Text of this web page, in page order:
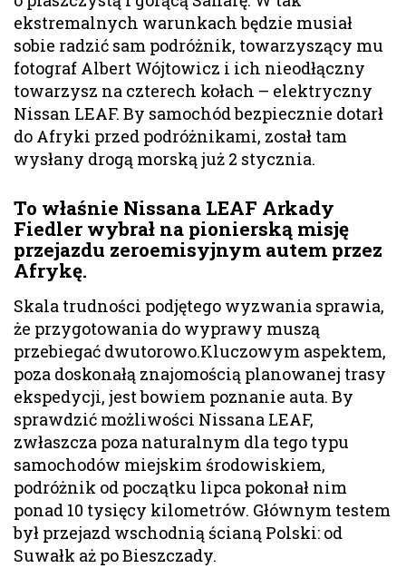
ekstremalnych warunkach będzie musiał
sobie radzić sam podróżnik, towarzyszący mu
fotograf Albert Wójtowicz i ich nieodłączny
towarzysz na czterech kołach – elektryczny
Nissan LEAF. By samochód bezpiecznie dotarł
do Afryki przed podróżnikami, został tam
wysłany drogą morską już 2 stycznia.
To właśnie Nissana LEAF Arkady
Fiedler wybrał na pionierską misję
przejazdu zeroemisyjnym autem przez
Afrykę.
Skala trudności podjętego wyzwania sprawia,
że przygotowania do wyprawy muszą
przebiegać dwutorowo.Kluczowym aspektem,
poza doskonałą znajomością planowanej trasy
ekspedycji, jest bowiem poznanie auta. By
sprawdzić możliwości Nissana LEAF,
zwłaszcza poza naturalnym dla tego typu
samochodów miejskim środowiskiem,
podróżnik od początku lipca pokonał nim
ponad 10 tysięcy kilometrów. Głównym testem
był przejazd wschodnią ścianą Polski: od
Suwałk aż po Bieszczady.